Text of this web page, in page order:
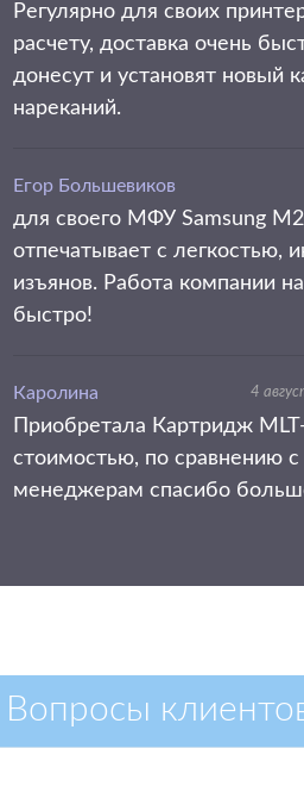
Регулярно для своих
расчету, доставка очень
донесут и установят новый
нареканий.
Егор Большевиков
для своего МФУ Samsung
отпечатывает с легкостью,
изъянов. Работа компании
быстро!
Каролина 4
Приобретала Картридж
стоимостью, по сравнению
менеджерам спасибо
Вопросы